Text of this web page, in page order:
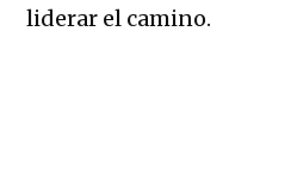
liderar el camino.